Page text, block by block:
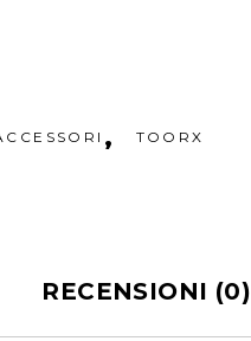
, TOORX
RECENSIONI (0)